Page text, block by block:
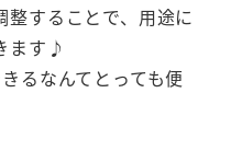
することで、用途に
ます♪
るなんてとっても便